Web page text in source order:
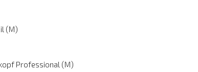
(M)
Professional (M)